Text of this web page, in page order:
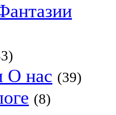
О нас (39)
(8)